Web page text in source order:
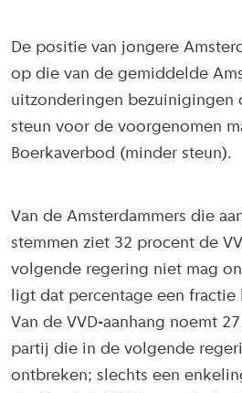
De positie van jongere
op die van de gemiddelde
uitzonderingen bezuinigingen
steun voor de voorgenomen
Boerkaverbod (minder steun).
Van de Amsterdammers die
stemmen ziet 32 procent de
volgende regering niet mag
ligt dat percentage een fractie
Van de VVD-aanhang noemt
partij die in de volgende
ontbreken; slechts een